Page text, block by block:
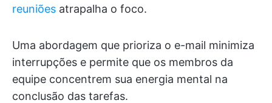
reuniões atrapalha o foco.
Uma abordagem que prioriza o e-mail minimiza
interrupções e permite que os membros da
equipe concentrem sua energia mental na
conclusão das tarefas.